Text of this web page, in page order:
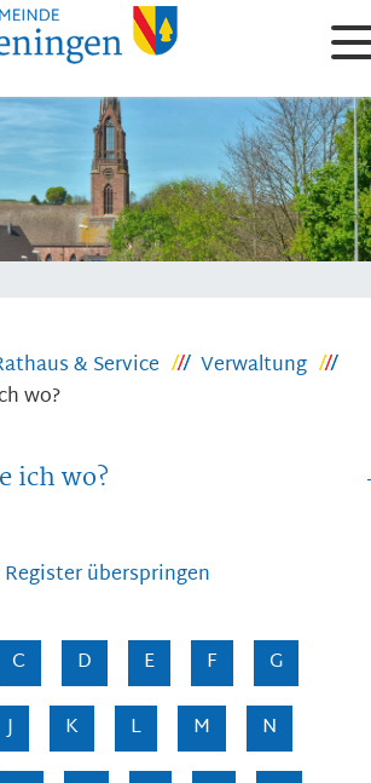
& Service
Verwaltung
wo?
ich wo?
überspringen
C D E F
G
J K L M
N